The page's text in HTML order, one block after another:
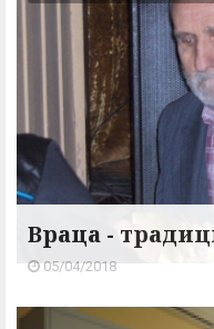
Враца -
05/04/2018